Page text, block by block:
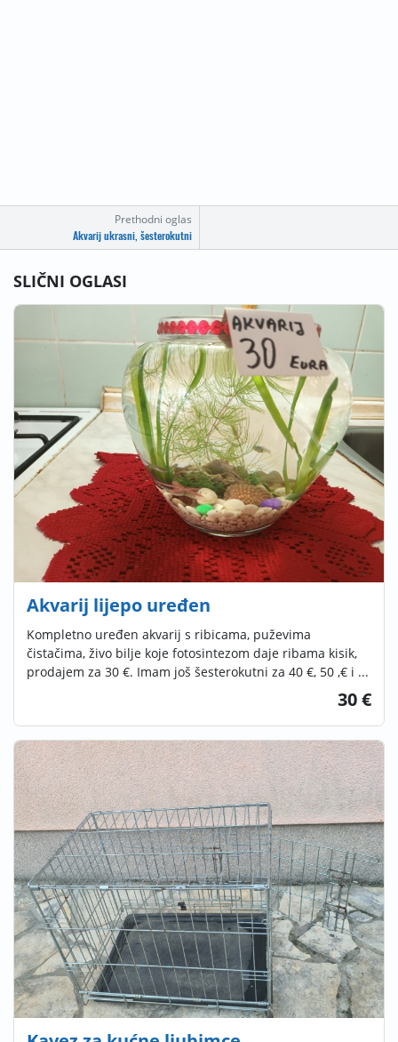
Prethodni oglas
Akvarij ukrasni, šesterokutni
SLIČNI OGLASI
Akvarij lijepo uređen
Kompletno uređen akvarij s ribicama, puževima
čistačima, živo bilje koje fotosintezom daje ribama kisik,
prodajem za 30 €. Imam još šesterokutni za 40 €, 50 ,€ i ...
30 €